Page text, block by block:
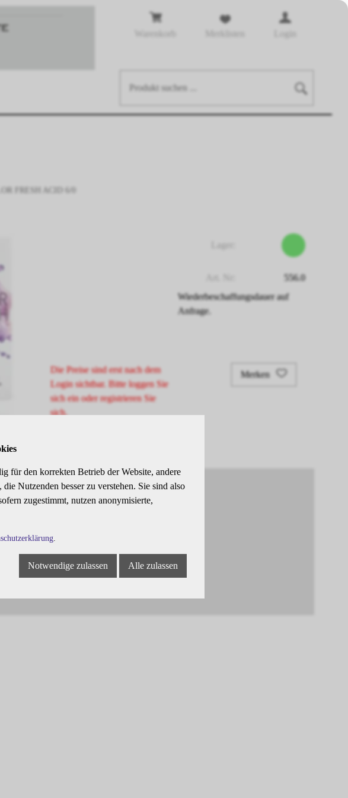
FRESH ACID 6/0
556.0
Wiederbeschaffungsdauer auf
Anfrage.
Die Preise sind erst nach dem
Login sichtbar. Bitte loggen Sie
sich ein oder registrieren Sie
sich.
Merken
für den korrekten Betrieb der Website, andere
Nutzenden besser zu verstehen. Sie sind also
zugestimmt, nutzen anonymisierte,
.
Notwendige zulassen Alle zulassen